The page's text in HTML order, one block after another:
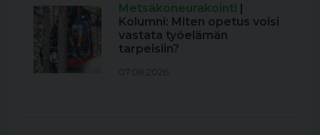
Metsäkoneurakointi |
Kolumni: Miten opetus voisi
vastata työelämän
tarpeisiin?
07.08.2026